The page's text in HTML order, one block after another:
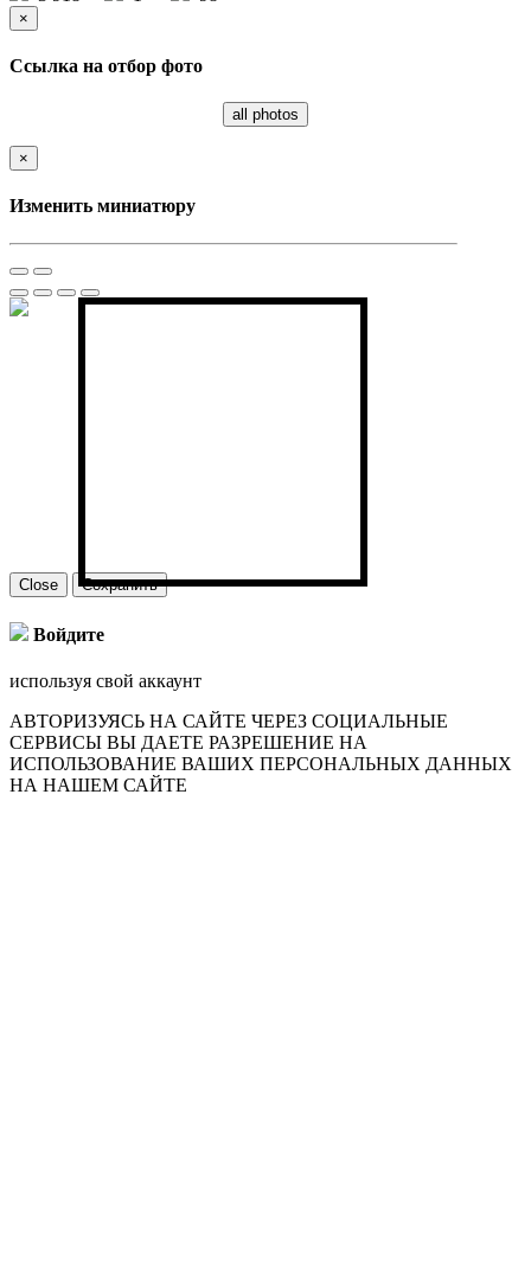
×
Ссылка на отбор фото
all photos
×
Изменить миниатюру
Close Сохранить
Войдите
используя свой аккаунт
АВТОРИЗУЯСЬ НА САЙТЕ ЧЕРЕЗ СОЦИАЛЬНЫЕ
СЕРВИСЫ ВЫ ДАЕТЕ РАЗРЕШЕНИЕ НА
ИСПОЛЬЗОВАНИЕ ВАШИХ ПЕРСОНАЛЬНЫХ ДАННЫХ
НА НАШЕМ САЙТЕ